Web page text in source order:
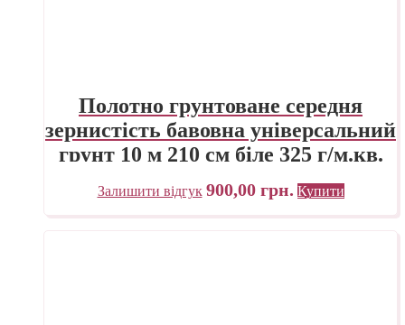
Полотно грунтоване середня
зернистість бавовна універсальний
грунт 10 м 210 см біле 325 г/м.кв.
P.E.R. Belle Arti Італія
Залишити відгук 900,00 грн. Купити